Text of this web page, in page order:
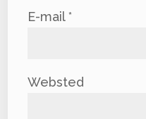
E-mail*
Websted